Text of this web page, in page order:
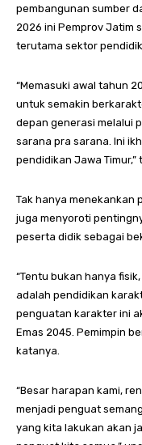
pembangunan sumber
2026 ini Pemprov Jatim
terutama sektor
“Memasuki awal tahun
untuk semakin
depan generasi melalui
sarana pra sarana. Ini
pendidikan Jawa Timur,”
Tak hanya menekankan
juga menyoroti
peserta didik sebagai
“Tentu bukan hanya
adalah pendidikan
penguatan karakter ini
Emas 2045. Pemimpin
katanya.
“Besar harapan kami,
menjadi penguat
yang kita lakukan akan